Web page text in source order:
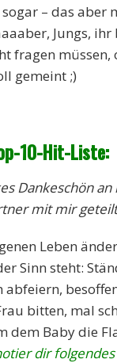
– das aber
Jungs,
fragen
gemeint ;)
10-Hit-Liste:
Dankeschön
mit mir
Leben
Sinn steht:
bitten, mal
dem Baby die
dir